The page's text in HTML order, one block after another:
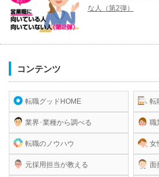
な人（第2弾）
コンテンツ
転職グッドHOME
業界･業種から調べる
転職のノウハウ
元採用担当が教える
転
職
女
面